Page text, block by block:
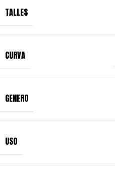
TALLES
CURVA
GENERO
USO